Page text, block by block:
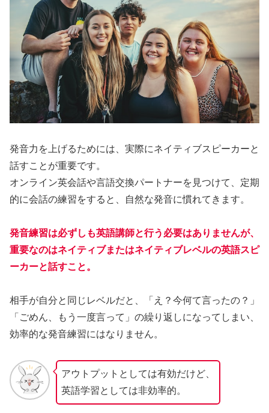
発音力を上げるためには、実際にネイティブスピーカーと
話すことが重要です。
オンライン英会話や言語交換パートナーを見つけて、定期
的に会話の練習をすると、自然な発音に慣れてきます。
発音練習は必ずしも英語講師と行う必要はありませんが、
重要なのはネイティブまたはネイティブレベルの英語スピ
ーカーと話すこと。
相手が自分と同じレベルだと、「え？今何て言ったの？」
「ごめん、もう一度言って」の繰り返しになってしまい、
効率的な発音練習にはなりません。
アウトプットとしては有効だけど、
英語学習としては非効率的。